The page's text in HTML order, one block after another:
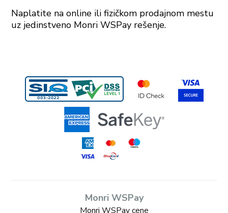
Naplatite na online ili fizičkom prodajnom mestu
uz jedinstveno Monri WSPay rešenje.
Monri WSPay
Monri WSPay cene